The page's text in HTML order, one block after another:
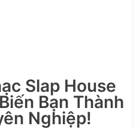
Slap House
Bạn Thành
Nghiệp!